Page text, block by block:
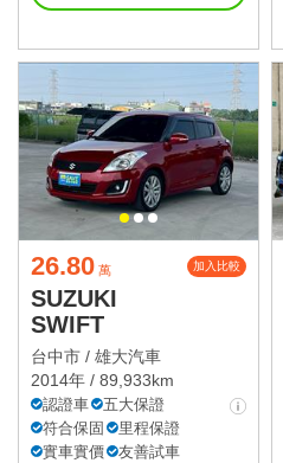
26.80 萬 加入比較
SUZUKI
SWIFT
台中市 / 雄大汽車
2014年 / 89,933km
認證車
五大保證
符合保固
里程保證
實車實價
友善試車